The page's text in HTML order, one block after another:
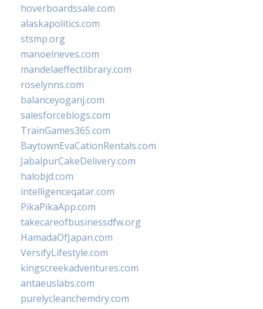
hoverboardssale.com
alaskapolitics.com
stsmp.org
manoelneves.com
mandelaeffectlibrary.com
roselynns.com
balanceyoganj.com
salesforceblogs.com
TrainGames365.com
BaytownEvaCationRentals.com
JabalpurCakeDelivery.com
halobjd.com
intelligenceqatar.com
PikaPikaApp.com
takecareofbusinessdfw.org
HamadaOfJapan.com
VersifyLifestyle.com
kingscreekadventures.com
antaeuslabs.com
purelycleanchemdry.com